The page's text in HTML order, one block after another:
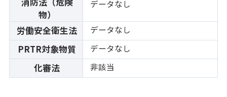
物）
データなし
労働安全衛生法 データなし
PRTR対象物質 データなし
化審法 非該当